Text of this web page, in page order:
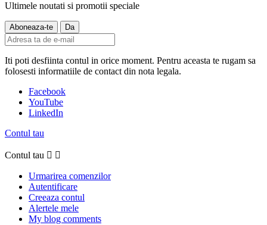
Ultimele noutati si promotii speciale
Iti poti desfiinta contul in orice moment. Pentru aceasta te rugam sa
folosesti informatiile de contact din nota legala.
Facebook
YouTube
LinkedIn
Contul tau
Contul tau  
Urmarirea comenzilor
Autentificare
Creeaza contul
Alertele mele
My blog comments